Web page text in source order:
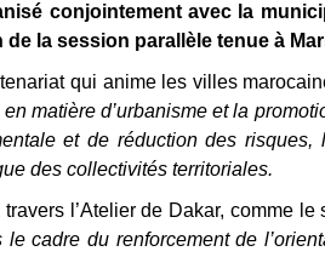
conjointement avec la
la session parallèle tenue à
qui anime les villes
matière d’urbanisme et la
et de réduction des
des collectivités territoriales.
l’Atelier de Dakar, comme
le cadre du renforcement de